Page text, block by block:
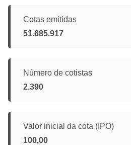
Cotas emitidas
51.685.917
Número de cotistas
2.390
Valor inicial da cota (IPO)
100,00